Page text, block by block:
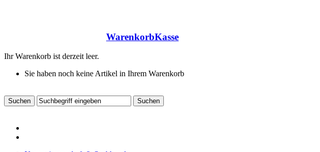
WarenkorbKasse
Ihr Warenkorb ist derzeit leer.
Sie haben noch keine Artikel in Ihrem Warenkorb